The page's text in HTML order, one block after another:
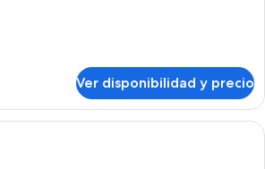
Ver disponibilidad y precio